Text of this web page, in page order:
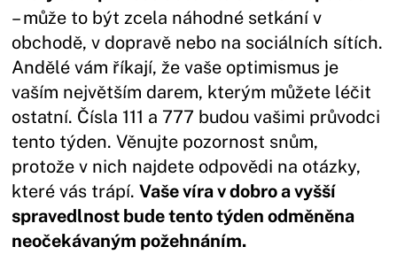
– může to být zcela náhodné setkání v
obchodě, v dopravě nebo na sociálních sítích.
Andělé vám říkají, že vaše optimismus je
vaším největším darem, kterým můžete léčit
ostatní. Čísla 111 a 777 budou vašimi průvodci
tento týden. Věnujte pozornost snům,
protože v nich najdete odpovědi na otázky,
které vás trápí.Vaše víra v dobro a vyšší
spravedlnost bude tento týden odměněna
neočekávaným požehnáním.